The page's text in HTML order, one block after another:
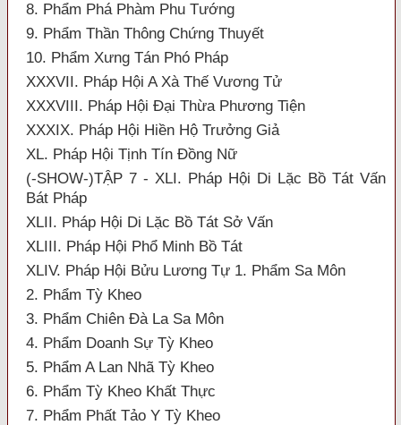
8. Phẩm Phá Phàm Phu Tướng
9. Phẩm Thần Thông Chứng Thuyết
10. Phẩm Xưng Tán Phó Pháp
XXXVII. Pháp Hội A Xà Thế Vương Tử
XXXVIII. Pháp Hội Đại Thừa Phương Tiện
XXXIX. Pháp Hội Hiền Hộ Trưởng Giả
XL. Pháp Hội Tịnh Tín Đồng Nữ
(-SHOW-)TẬP 7 - XLI. Pháp Hội Di Lặc Bồ Tát Vấn
Bát Pháp
XLII. Pháp Hội Di Lặc Bồ Tát Sở Vấn
XLIII. Pháp Hội Phổ Minh Bồ Tát
XLIV. Pháp Hội Bửu Lương Tự 1. Phẩm Sa Môn
2. Phẩm Tỳ Kheo
3. Phẩm Chiên Đà La Sa Môn
4. Phẩm Doanh Sự Tỳ Kheo
5. Phẩm A Lan Nhã Tỳ Kheo
6. Phẩm Tỳ Kheo Khất Thực
7. Phẩm Phất Tảo Y Tỳ Kheo